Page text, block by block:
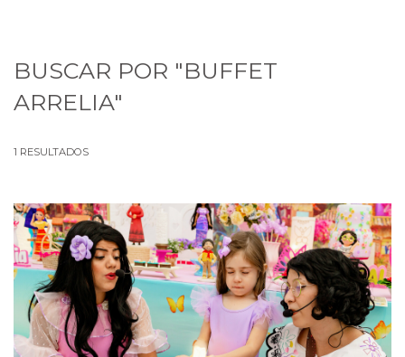
BUSCAR POR "BUFFET
ARRELIA"
1 RESULTADOS